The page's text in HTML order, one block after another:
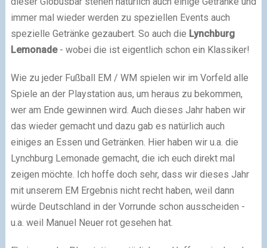
immer mal wieder werden zu speziellen Events auch
spezielle Getränke gezaubert. So auch die Lynchburg
Lemonade- wobei die ist eigentlich schon ein Klassiker!
Wie zu jeder Fußball EM / WM spielen wir im Vorfeld alle
Spiele an der Playstation aus, um heraus zu bekommen,
wer am Ende gewinnen wird. Auch dieses Jahr haben wir
das wieder gemacht und dazu gab es natürlich auch
einiges an Essen und Getränken. Hier haben wir u.a. die
Lynchburg Lemonade gemacht, die ich euch direkt mal
zeigen möchte. Ich hoffe doch sehr, dass wir dieses Jahr
mit unserem EM Ergebnis nicht recht haben, weil dann
würde Deutschland in der Vorrunde schon ausscheiden -
u.a. weil Manuel Neuer rot gesehen hat.